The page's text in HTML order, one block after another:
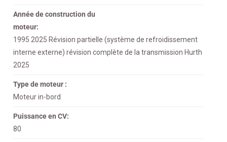
Année de construction du
moteur:
1995 2025 Révision partielle (système de refroidissement
interne externe) révision complète de la transmission Hurth
2025
Type de moteur :
Moteur in-bord
Puissance en CV:
80